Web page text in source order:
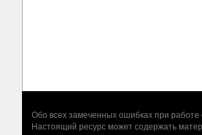
Обо всех замеченных ошибках при
Настоящий ресурс может содержать